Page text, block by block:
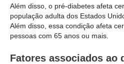
Além disso, o pré-diabetes afeta
população adulta dos Estados
Além disso, essa condição afeta
pessoas com 65 anos ou mais.
Fatores associados ao